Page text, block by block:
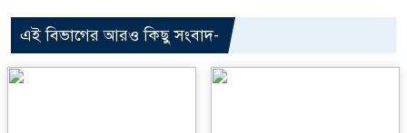
এই বিভাগের আরও কিছু সংবাদ-